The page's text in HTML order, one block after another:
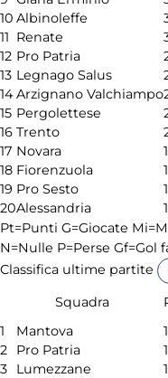
10 Albinoleffe
11 Renate
12 Pro Patria
13 Legnago Salus
14Arzignano Valchiampo
15 Pergolettese
16 Trento
17 Novara
18 Fiorenzuola
19 Pro Sesto
20Alessandria
Pt=Punti G=Giocate
N=Nulle P=Perse Gf=Gol
Classifica ultime partite
Squadra
1
Mantova
2
Pro Patria
3
Lumezzane